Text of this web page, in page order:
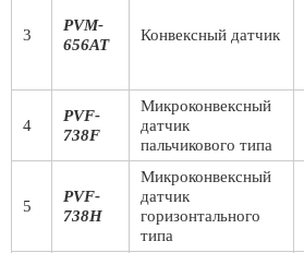
3
PVM-
656AT
Конвексный датчик
4
PVF-
738F
Микроконвексный
датчик
пальчикового типа
5
PVF-
738H
Микроконвексный
датчик
горизонтального
типа